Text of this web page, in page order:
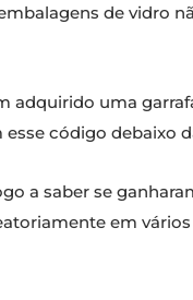
de vidro
adquirido uma
código debaixo
a saber se
em